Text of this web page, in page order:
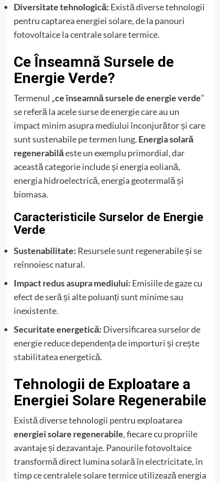
Diversitate tehnologică: Există diverse tehnologii
pentru captarea energiei solare, de la panouri
fotovoltaice la centrale solare termice.
Ce Înseamnă Sursele de
Energie Verde?
Termenul „ce înseamnă sursele de energie verde”
se referă la acele surse de energie care au un
impact minim asupra mediului înconjurător și care
sunt sustenabile pe termen lung. Energia solară
regenerabilăeste un exemplu primordial, dar
această categorie include și energia eoliană,
energia hidroelectrică, energia geotermală și
biomasa.
Caracteristicile Surselor de Energie
Verde
Sustenabilitate: Resursele sunt regenerabile și se
reînnoiesc natural.
Impact redus asupra mediului: Emisiile de gaze cu
efect de seră și alte poluanți sunt minime sau
inexistente.
Securitate energetică: Diversificarea surselor de
energie reduce dependența de importuri și crește
stabilitatea energetică.
Tehnologii de Exploatare a
Energiei Solare Regenerabile
Există diverse tehnologii pentru exploatarea
energiei solare regenerabile, fiecare cu propriile
avantaje și dezavantaje. Panourile fotovoltaice
transformă direct lumina solară în electricitate, în
timp ce centralele solare termice utilizează energia